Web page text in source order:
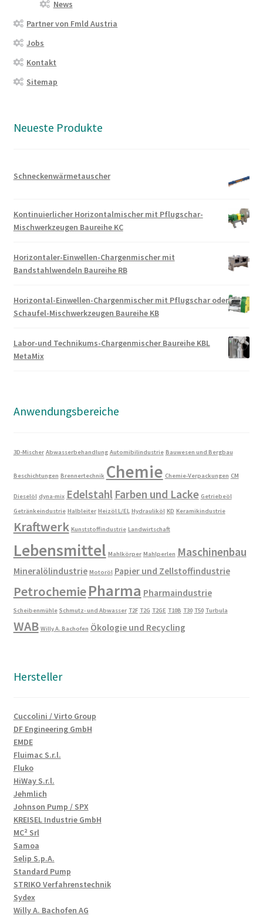
News
Partner von Fmld Austria
Jobs
Kontakt
Sitemap
Neueste Produkte
Schneckenwärmetauscher
Kontinuierlicher Horizontalmischer mit Pflugschar-
Mischwerkzeugen Baureihe KC
Horizontaler-Einwellen-Chargenmischer mit
Bandstahlwendeln Baureihe RB
Horizontal-Einwellen-Chargenmischer mit Pflugschar oder
Schaufel-Mischwerkzeugen Baureihe KB
Labor-und Technikums-Chargenmischer Baureihe KBL
MetaMix
Anwendungsbereiche
3D-Mischer Abwasserbehandlung Automibilindustrie Bauwesen und Bergbau
Beschichtungen Brennertechnik Chemie Chemie-Verpackungen CM
Dieselöl dyna-mix Edelstahl Farben und Lacke Getriebeöl
Getränkeindustrie Halbleiter Heizöl L/EL Hydrauliköl KD Keramikindustrie
Kraftwerk Kunststoffindustrie Landwirtschaft
Lebensmittel Mahlkörper Mahlperlen Maschinenbau
Mineralölindustrie Motoröl Papier und Zellstoffindustrie
PetrochemiePharma Pharmaindustrie
Scheibenmühle Schmutz- und Abwasser T2F T2G T2GE T10B T30 T50 Turbula
WAB Willy A. Bachofen Ökologie und Recycling
Hersteller
Cuccolini / Virto Group
DF Engineering GmbH
EMDE
Fluimac S.r.l.
Fluko
HiWay S.r.l.
Jehmlich
Johnson Pump / SPX
KREISEL Industrie GmbH
MC² Srl
Samoa
Selip S.p.A.
Standard Pump
STRIKO Verfahrenstechnik
Sydex
Willy A. Bachofen AG